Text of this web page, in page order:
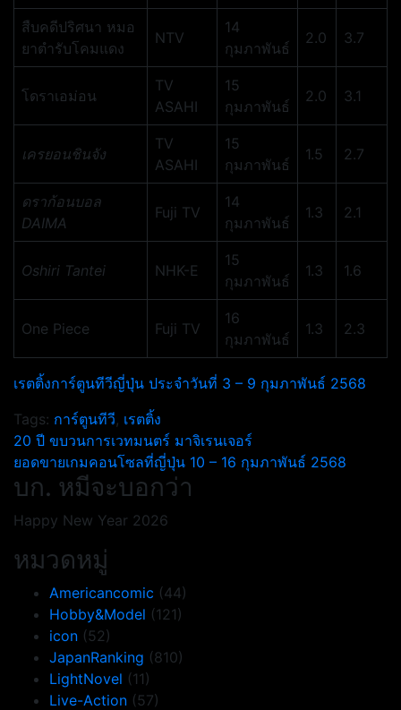
สืบคดีปริศนา หมอ
ยาตำรับโคมแดง
NTV
14
กุมภาพันธ์
2.0 3.7
โดราเอม่อน
TV
ASAHI
15
กุมภาพันธ์
2.0 3.1
เครยอนชินจัง
TV
ASAHI
15
กุมภาพันธ์
1.5 2.7
ดราก้อนบอล
DAIMA
Fuji TV
14
กุมภาพันธ์
1.3 2.1
Oshiri Tantei NHK-E
15
กุมภาพันธ์
1.3 1.6
One Piece Fuji TV
16
กุมภาพันธ์
1.3 2.3
เรตติ้งการ์ตูนทีวีญี่ปุ่น ประจำวันที่ 3 – 9 กุมภาพันธ์ 2568
Tags: การ์ตูนทีวี, เรตติ้ง
แนะแนว
เรื่อง
20 ปี ขบวนการเวทมนตร์ มาจิเรนเจอร์
ยอดขายเกมคอนโซลที่ญี่ปุ่น 10 – 16 กุมภาพันธ์ 2568
บก. หมีจะบอกว่า
Happy New Year 2026
หมวดหมู่
Americancomic (44)
Hobby&Model (121)
icon (52)
JapanRanking (810)
LightNovel (11)
Live-Action (57)